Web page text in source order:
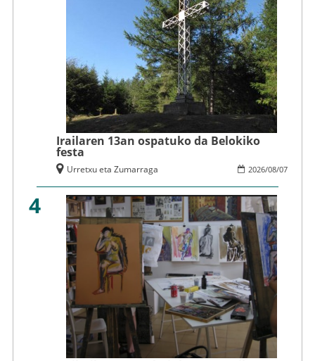
Irailaren 13an ospatuko da Belokiko
festa
2026/08/07
Urretxu eta Zumarraga
4